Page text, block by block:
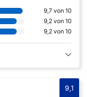
9,7 von 10
9,2 von 10
9,2 von 10
9,1